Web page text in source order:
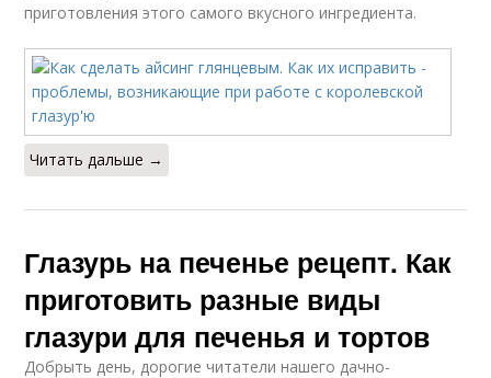
приготовления этого самого вкусного ингредиента.
Читать дальше →
Глазурь на печенье рецепт. Как
приготовить разные виды
глазури для печенья и тортов
Добрыть день, дорогие читатели нашего дачно-